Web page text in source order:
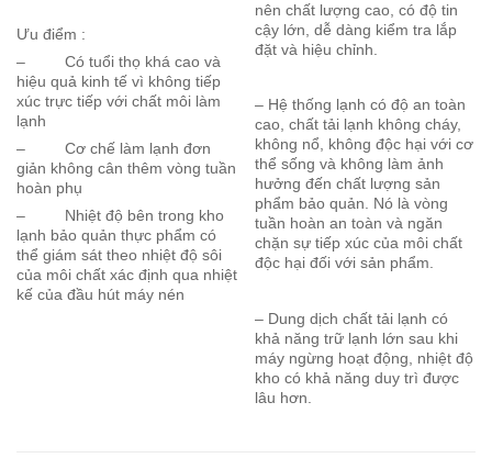
Ưu điểm :
– Có tuổi thọ khá cao và
hiệu quả kinh tế vì không tiếp
xúc trực tiếp với chất môi làm
lạnh
– Cơ chế làm lạnh đơn
giản không cân thêm vòng tuần
hoàn phụ
– Nhiệt độ bên trong kho
lạnh bảo quản thực phẩm có
thể giám sát theo nhiệt độ sôi
của môi chất xác định qua nhiệt
kế của đầu hút máy nén
nên chất lượng cao, có độ tin
cậy lớn, dễ dàng kiểm tra lắp
đặt và hiệu chỉnh.
– Hệ thống lạnh có độ an toàn
cao, chất tải lạnh không cháy,
không nổ, không độc hại với cơ
thể sống và không làm ảnh
hưởng đến chất lượng sản
phẩm bảo quản. Nó là vòng
tuần hoàn an toàn và ngăn
chặn sự tiếp xúc của môi chất
độc hại đối với sản phẩm.
– Dung dịch chất tải lạnh có
khả năng trữ lạnh lớn sau khi
máy ngừng hoạt động, nhiệt độ
kho có khả năng duy trì được
lâu hơn.